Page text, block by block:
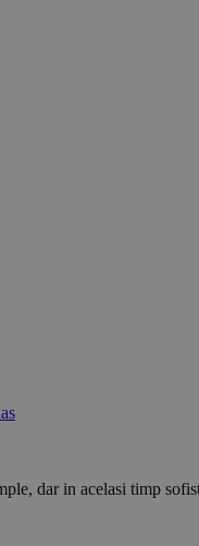
dar in acelasi timp